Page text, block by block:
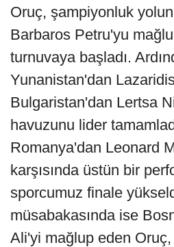
Oruç, şampiyonluk
Barbaros Petru'yu
turnuvaya başladı.
Yunanistan'dan
Bulgaristan'dan Lertsa
havuzunu lider
Romanya'dan Leonard
karşısında üstün bir
sporcumuz finale
müsabakasında ise
Ali'yi mağlup eden